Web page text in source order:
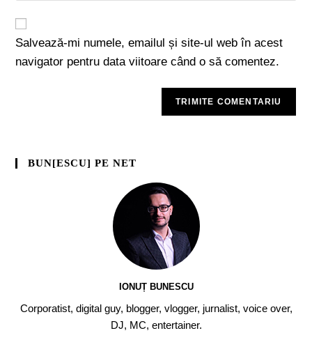
Salvează-mi numele, emailul și site-ul web în acest
navigator pentru data viitoare când o să comentez.
BUN[ESCU] PE NET
IONUȚ BUNESCU
Corporatist, digital guy, blogger, vlogger, jurnalist, voice over,
DJ, MC, entertainer.